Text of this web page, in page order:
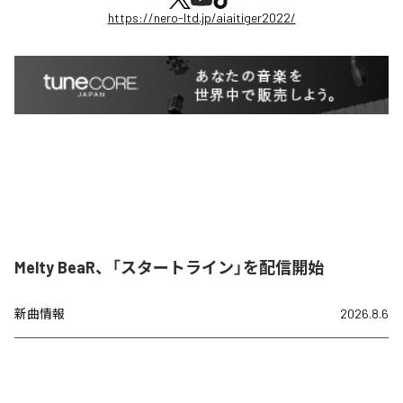
https://nero-ltd.jp/aiaitiger2022/
Melty BeaR、「スタートライン」を配信開始
新曲情報 2026.8.6